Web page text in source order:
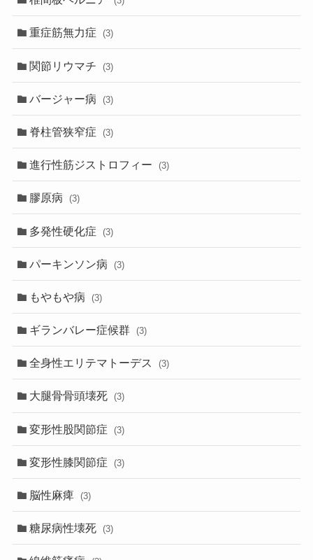
重症筋無力症 (3)
関節リウマチ (3)
バージャー病 (3)
脊柱管狭窄症 (3)
進行性筋ジストロフィー (3)
膠原病 (3)
多発性硬化症 (3)
パーキンソン病 (3)
もやもや病 (3)
ギランバレー症候群 (3)
全身性エリテマトーデス (3)
大腿骨骨頭壊死 (3)
変形性股関節症 (3)
変形性膝関節症 (3)
脳性麻痺 (3)
糖尿病性壊死 (3)